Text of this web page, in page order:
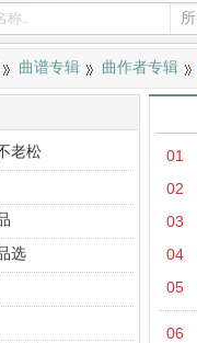
曲谱专辑 曲作者专辑
01
02
03
04
05
06
老松
选